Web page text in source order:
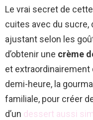
Le vrai secret de
cuites avec du sucre,
ajustant selon les
d’obtenir une crème
et extraordinairement
demi-heure, la
familiale, pour créer
d’un dessert aussi